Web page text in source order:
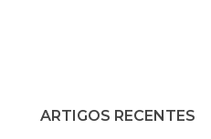
ARTIGOS RECENTES